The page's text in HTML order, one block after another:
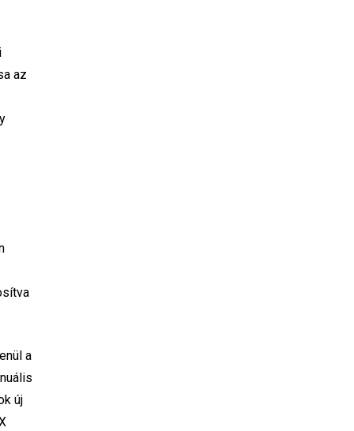
az
a
új